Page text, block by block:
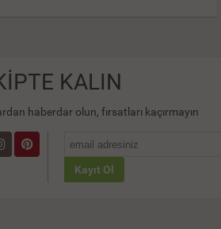
KALIN
haberdar olun, fırsatları kaçırmayın
Kayıt Ol